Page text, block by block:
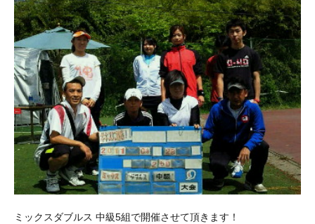
ミックスダブルス 中級5組で開催させて頂きます！